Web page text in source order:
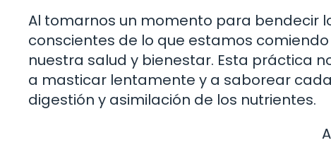
Al tomarnos un momento para bendecir
conscientes de lo que estamos
nuestra salud y bienestar. Esta práctica
a masticar lentamente y a saborear
digestión y asimilación de los nutrientes.